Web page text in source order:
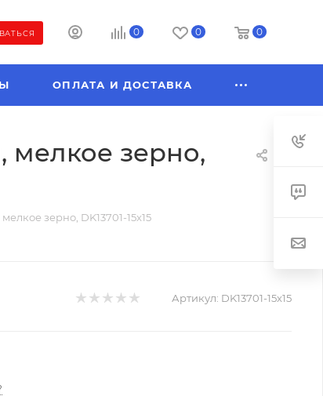
0 0 0
ОПЛАТА И ДОСТАВКА
мелкое зерно,
зерно, DK13701-15x15
Артикул: DK13701-15x15